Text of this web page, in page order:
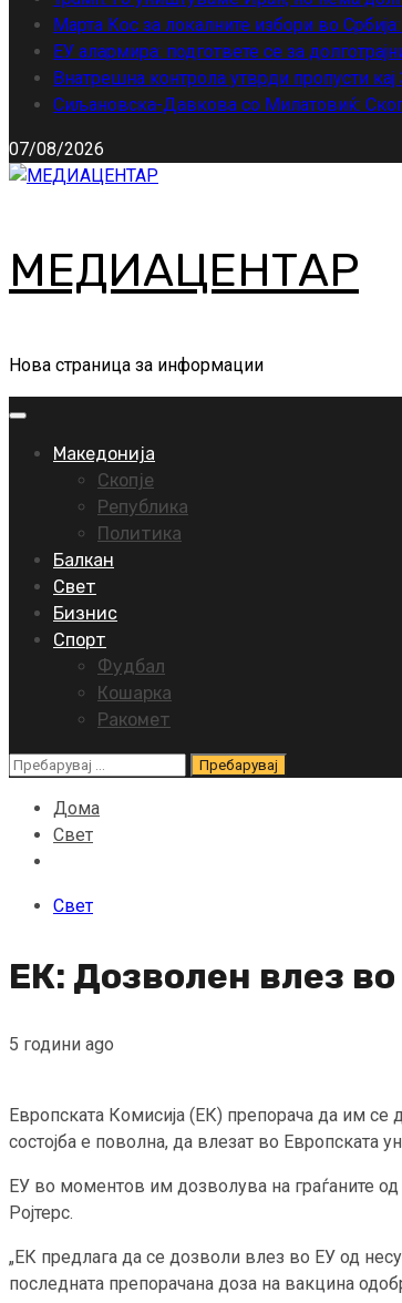
Марта Кос за локалните избори во
ЕУ алармира: подгответе се за
Внатрешна контрола утврди пропусти
Сиљановска-Давкова со Милатовиќ:
07/08/2026
МЕДИАЦЕНТАР
Нова страница за информации
Primary
Македонија
Скопје
Република
Политика
Балкан
Свет
Бизнис
Спорт
Фудбал
Кошарка
Ракомет
Пребарувај
Дома
Свет
Свет
ЕК: Дозволен влез
5 години ago
Европската Комисија (ЕК) препорача да им
состојба е поволна, да влезат во Европската
ЕУ во моментов им дозволува на граѓаните
Ројтерс.
„ЕК предлага да се дозволи влез во ЕУ од
последната препорачана доза на вакцина